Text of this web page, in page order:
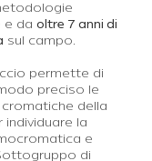
e da oltre 7 anni di
sul campo.
permette di
preciso le
della
individuare la
e
di